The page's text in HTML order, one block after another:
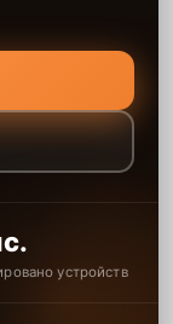
устройств